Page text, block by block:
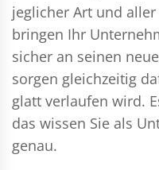
jeglicher Art und
bringen Ihr
sicher an seinen
sorgen gleichzeitig
glatt verlaufen wird.
das wissen Sie als
genau.